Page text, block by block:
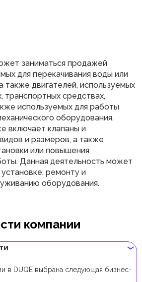
заниматься продажей
для перекачивания воды или
также двигателей, используемых
транспортных средствах,
используемых для работы
оборудования.
включает клапаны и
и размеров, а также
или повышения
Данная деятельность может
ремонту и
оборудования.
компании
в DUQE выбрана следующая бизнес-